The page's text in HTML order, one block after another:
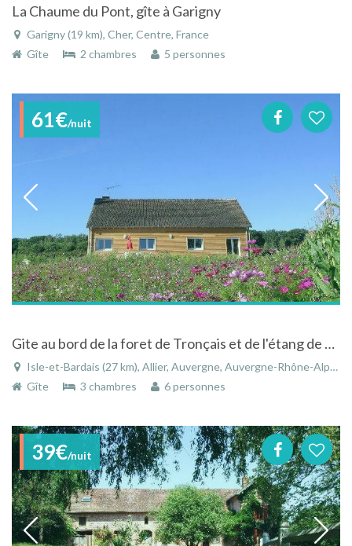
La Chaume du Pont, gîte à Garigny
Garigny (19 km), Cher, Centre, France
Gîte
2 chambres 5 personnes
61€/nuit
Gite au bord de la foret de Tronçais et de l'étang de Pirot
Isle-et-Bardais (27 km), Allier, Auvergne, Auvergne-Rhône-Alpes, France
Gîte
3 chambres 6 personnes
39€/nuit